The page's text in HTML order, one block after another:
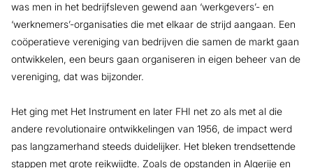
was men in het bedrijfsleven gewend aan ‘werkgevers’- en
‘werknemers’-organisaties die met elkaar de strijd aangaan. Een
coöperatieve vereniging van bedrijven die samen de markt gaan
ontwikkelen, een beurs gaan organiseren in eigen beheer van de
vereniging, dat was bijzonder.
Het ging met Het Instrument en later FHI net zo als met al die
andere revolutionaire ontwikkelingen van 1956, de impact werd
pas langzamerhand steeds duidelijker. Het bleken trendsettende
stappen met grote reikwijdte. Zoals de opstanden in Algerije en